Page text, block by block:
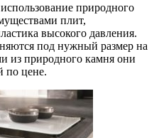
природного
плит,
высокого давления.
под нужный размер на
из природного камня они
по цене.